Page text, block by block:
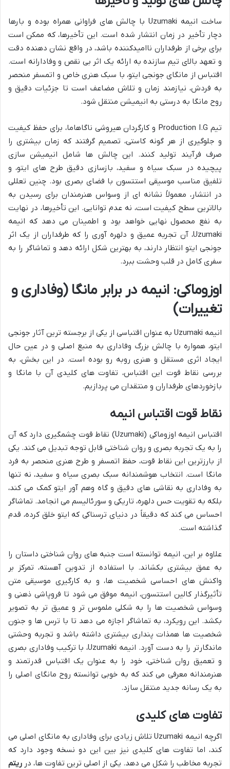
ساخت انیمه Uzumakiبا چالش های فراوانی همراه بوده و بارها
دچار تأخیر در زمان انتشار شده است. این تأخیرها، که ممکن است
برای برخی از طرفداران ناامیدکننده باشد، در واقع نشان دهنده دقت
و تعهد بالای تیم سازنده به ارائه یک اثر بی نقص و وفادارانه است.
اقتباس از مانگای جونجی ایتو، با سبک هنری خاص و اتمسفر منحصر
به فردش، نیازمند زمان و تلاش مضاعف است تا جزئیات دقیق و
روح مانگا به درستی به انیمیشن منتقل شود.
تیم Production I.G و کارگردان هیروشی ناگاهاما، برای حفظ کیفیت
و جلوگیری از هر گونه کاستی، تصمیم گرفتند که زمان بیشتری را
صرف فرآیند تولید کنند. این چالش ها شامل انیمیشن سازی
پیچیده در سبک سیاه و سفید، بازسازی دقیق طرح های ایتو، و
تلفیق مناسب موسیقی استتسون با فضای بصری بود. چنین تعللی
در انتشار، معمولاً نشانه ای از وسواس هنرمندان برای رسیدن به
بالاترین سطح کیفیت است، نه عدم توانایی. این تأخیرها، در نهایت
به نفع محصول نهایی خواهد بود و اطمینان می دهد که انیمه
Uzumaki، آن تجربه عمیق و دلهره آوری را که طرفداران از یک اثر
جونجی ایتو انتظار دارند، به بهترین شکل ارائه دهد و تماشاگر را به
سفری کامل در قلب وحشت ببرد.
اوزوماکی: انیمه در برابر مانگا (وفاداری و
تغییرات)
انیمه Uzumaki به عنوان اقتباسی از یکی از برجسته ترین آثار جونجی
ایتو، همواره با چالش بزرگ وفاداری به منبع اصلی و در عین حال
ایجاد اثری مستقل و هنری روبه رو بوده است. در این بخش، به
بررسی نقاط قوت این اقتباس، تفاوت های کلیدی آن با مانگا و
بازخوردهای طرفداران و منتقدان می پردازیم.
نقاط قوت اقتباس انیمه
اقتباس انیمه اوزوماکی (Uzumaki) نقاط قوت چشمگیری دارد که آن
را به یک تجربه بصری و روان شناختی قابل توجه تبدیل می کند. یکی
از بارزترین این نقاط قوت، حفظ اتمسفر و طرح هنری منحصر به فرد
مانگا است. انتخاب هوشمندانه سبک بصری سیاه و سفید، نه تنها
به وفاداری به نقاشی های دقیق و گاه وهم آور ایتو کمک می کند،
بلکه به تقویت حس دلهره، تاریکی و سورئالیسم می انجامد. تماشاگر
احساس می کند که دقیقاً در دنیای ترسناکی که ایتو خلق کرده، قدم
گذاشته است.
علاوه بر این، انیمه توانسته است جنبه های روان شناختی داستان را
به عمق بیشتری بکشاند. با استفاده از تدوین آهسته، تمرکز بر
واکنش های احساسی شخصیت ها، و به کارگیری موسیقی متن
تأثیرگذار کالین استتسون، انیمه موفق می شود تا فروپاشی ذهنی و
وسواس شخصیت ها را به شکلی ملموس تر و عمیق تر به تصویر
بکشد. این رویکرد، به تماشاگر اجازه می دهد تا با ترس ها و جنون
شخصیت ها همذات پنداری بیشتری داشته باشد و تجربه وحشتی
ماندگارتر را به دست آورد. انیمه Uzumaki، با ترکیب وفاداری بصری
و تعمیق روان شناختی، خود را به عنوان یک اقتباس قدرتمند و
هنرمندانه معرفی می کند که به خوبی توانسته روح مانگای اصلی را
به یک رسانه جدید منتقل سازد.
تفاوت های کلیدی
اگرچه انیمه Uzumakiتلاش زیادی برای وفاداری به مانگای اصلی می
کند، اما تفاوت های کلیدی نیز بین این دو نسخه وجود دارد که
تجربه مخاطب را شکل می دهد. یکی از اصلی ترین تفاوت ها، در ریتم